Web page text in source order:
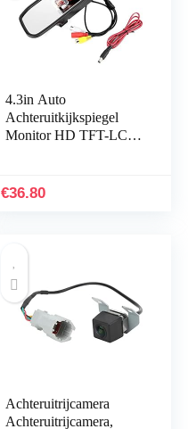
4.3in Auto
Achteruitkijkspiegel
Monitor HD TFT-LCD-
Monitor
€36.80
Achteruitrijcamera
Achteruitrijcamera,